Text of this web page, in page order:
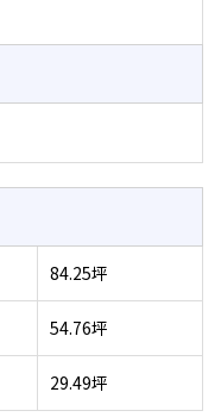
84.25坪
54.76坪
29.49坪